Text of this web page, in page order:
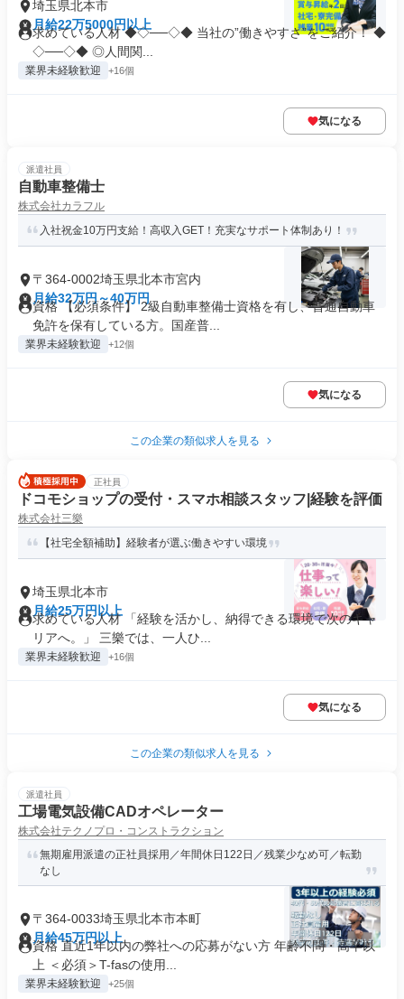
埼玉県北本市
月給22万5000円以上
求めている人材 ◆◇──◇◆ 当社の”働きやすさ”をご紹介！ ◆
◇──◇◆ ◎人間関...
業界未経験歓迎 +16個
気になる
派遣社員
自動車整備士
株式会社カラフル
入社祝金10万円支給！高収入GET！充実なサポート体制あり！
〒364-0002埼玉県北本市宮内
月給32万円～40万円
資格 【必須条件】 2級自動車整備士資格を有し、普通自動車
免許を保有している方。国産普...
業界未経験歓迎 +12個
気になる
この企業の類似求人を見る
正社員
ドコモショップの受付・スマホ相談スタッフ|経験を評価
株式会社三樂
【社宅全額補助】経験者が選ぶ働きやすい環境
埼玉県北本市
月給25万円以上
求めている人材 「経験を活かし、納得できる環境で次のキャ
リアへ。」 三樂では、一人ひ...
業界未経験歓迎 +16個
気になる
この企業の類似求人を見る
派遣社員
工場電気設備CADオペレーター
株式会社テクノプロ・コンストラクション
無期雇用派遣の正社員採用／年間休日122日／残業少なめ可／転勤
なし
〒364-0033埼玉県北本市本町
月給45万円以上
資格 直近1年以内の弊社への応募がない方 年齢不問・高卒以
上 ＜必須＞T-fasの使用...
業界未経験歓迎 +25個